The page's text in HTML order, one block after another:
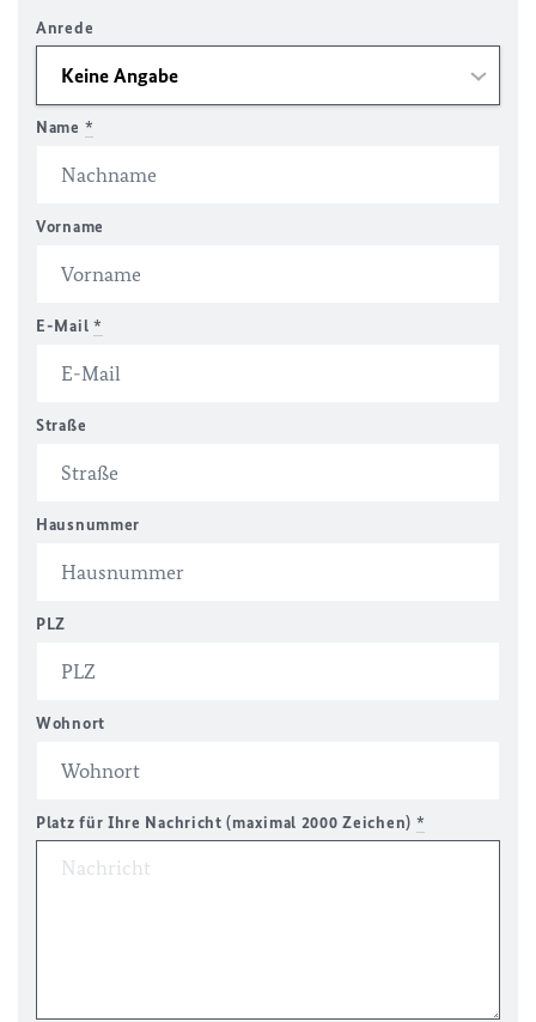
Anrede
Name *
Vorname
E-Mail *
Straße
Hausnummer
PLZ
Wohnort
Platz für Ihre Nachricht (maximal 2000 Zeichen) *